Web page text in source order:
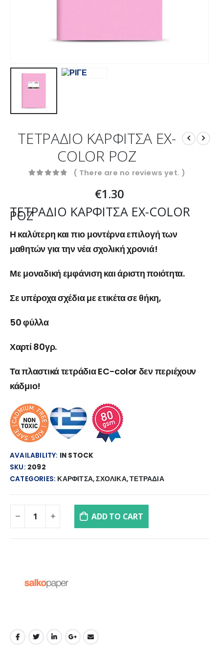
ΤΕΤΡΑΔΙΟ ΚΑΡΦΙΤΣΑ EX-
COLOR ΡΟΖ
( There are no reviews yet. )
€1.30
ΤΕΤΡΑΔΙΟ ΚΑΡΦΙΤΣΑ EX-COLOR
ΡΟΖ
Η καλύτερη και πιο μοντέρνα επιλογή των
μαθητών για την νέα σχολική χρονιά!
Με μοναδική εμφάνιση και άριστη ποιότητα.
Σε υπέροχα σχέδια με ετικέτα σε θήκη,
50 φύλλα
Χαρτί 80γρ.
Τα πλαστικά τετράδια EC-color δεν περιέχουν
κάδμιο!
AVAILABILITY: IN STOCK
SKU: 2092
CATEGORIES: ΚΑΡΦΙΤΣΑ,ΣΧΟΛΙΚΑ,ΤΕΤΡΑΔΙΑ
ADD TO CART